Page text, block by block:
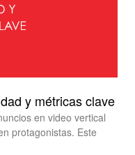
y métricas clave
en video vertical
protagonistas. Este